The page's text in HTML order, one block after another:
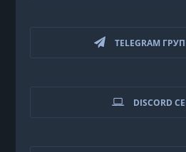
TELEGRAM
DISCORD